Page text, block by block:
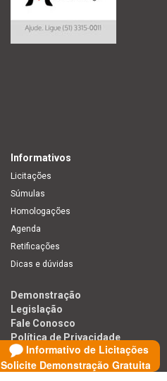
Informativo de Licitações
Solicite Demonstração Gratuita
Informativos
Licitações
Súmulas
Homologações
Agenda
Retificações
Dicas e dúvidas
Demonstração
Legislação
Fale Conosco
Política de Privacidade